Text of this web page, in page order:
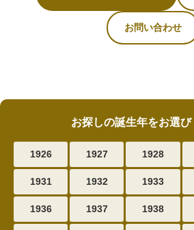
お問い合わせ
お探しの誕生年をお選
1926 1927 1928
1931 1932 1933
1936 1937 1938